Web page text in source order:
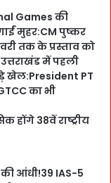
Games की
मुहर:CM पुष्कर
तक के प्रस्ताव को
में पहली
खेल:President PT
का भी
होंगे 38वें राष्ट्रीय
आंधी!39 IAS-5